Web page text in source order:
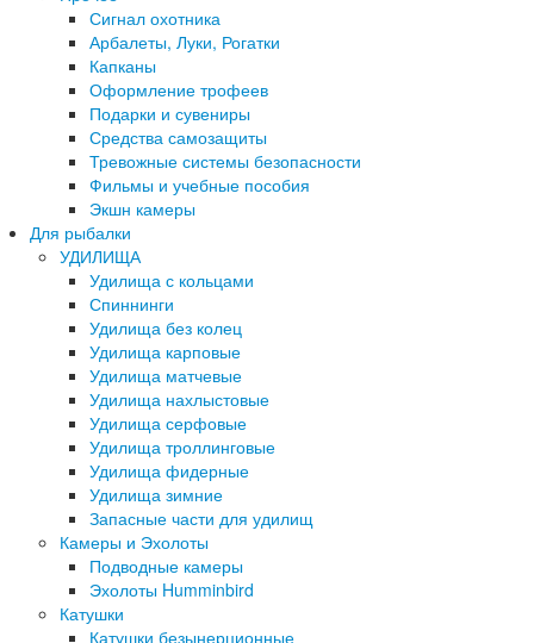
Сигнал охотника
Арбалеты, Луки, Рогатки
Капканы
Оформление трофеев
Подарки и сувениры
Средства самозащиты
Тревожные системы безопасности
Фильмы и учебные пособия
Экшн камеры
Для рыбалки
УДИЛИЩА
Удилища с кольцами
Спиннинги
Удилища без колец
Удилища карповые
Удилища матчевые
Удилища нахлыстовые
Удилища серфовые
Удилища троллинговые
Удилища фидерные
Удилища зимние
Запасные части для удилищ
Камеры и Эхолоты
Подводные камеры
Эхолоты Humminbird
Катушки
Катушки безынерционные